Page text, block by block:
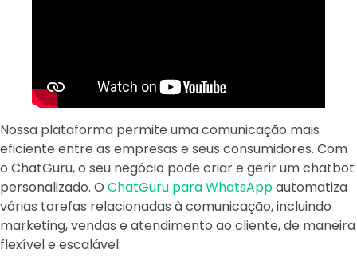
Nossa plataforma permite uma comunicação mais
eficiente entre as empresas e seus consumidores. Com
o ChatGuru, o seu negócio pode criar e gerir um chatbot
personalizado. O ChatGuru para WhatsAppautomatiza
várias tarefas relacionadas à comunicação, incluindo
marketing, vendas e atendimento ao cliente, de maneira
flexível e escalável.